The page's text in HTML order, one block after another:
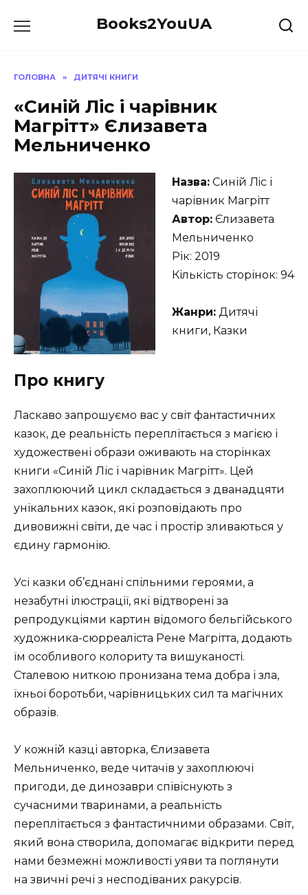
до
Books2YouUA
ГОЛОВНА » ДИТЯЧІ КНИГИ
«Синій Лiс і чарівник
Магрітт» Єлизавета
Мельниченко
Назва: Синій Лiс і
чарівник Магрітт
Автор: Єлизавета
Мельниченко
Рік: 2019
Кількість сторінок: 94
Жанри: Дитячі
книги, Казки
Про книгу
Ласкаво запрошуємо вас у світ фантастичних
казок, де реальність переплітається з магією і
художествені образи оживають на сторінках
книги «Синій Ліс і чарівник Магрітт». Цей
захоплюючий цикл складається з дванадцяти
унікальних казок, які розповідають про
дивовижні світи, де час і простір зливаються у
єдину гармонію.
Усі казки об’єднані спільними героями, а
незабутні ілюстрації, які відтворені за
репродукціями картин відомого бельгійського
художника-сюрреаліста Рене Магрітта, додають
їм особливого колориту та вишуканості.
Сталевою ниткою пронизана тема добра і зла,
їхньої боротьби, чарівницьких сил та магічних
образів.
У кожній казці авторка, Єлизавета
Мельниченко, веде читачів у захоплюючі
пригоди, де динозаври співіснують з
сучасними тваринами, а реальність
переплітається з фантастичними образами. Світ,
який вона створила, допомагає відкрити перед
нами безмежні можливості уяви та поглянути
на звичні речі з несподіваних ракурсів.